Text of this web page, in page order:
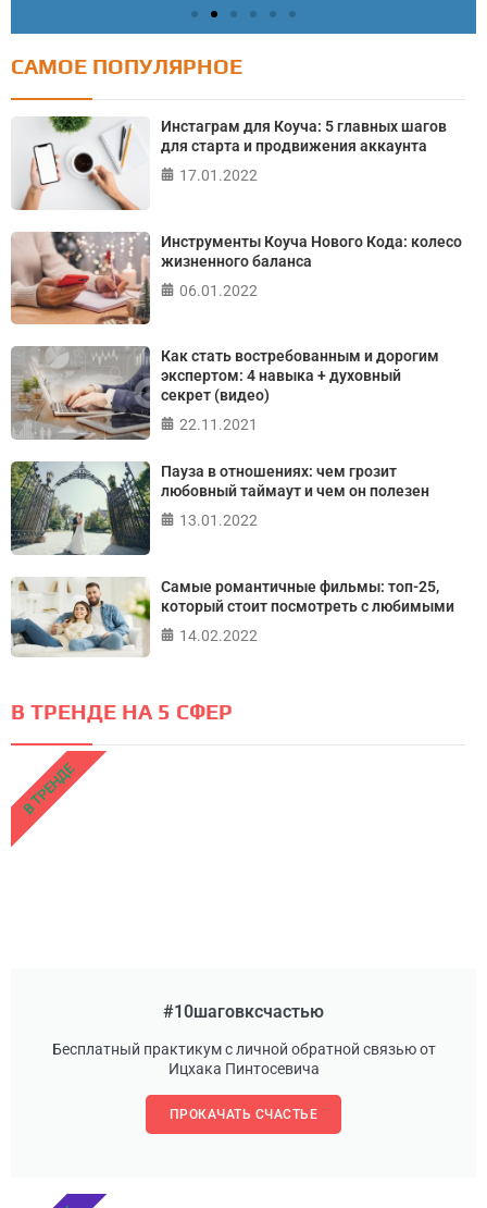
Тест: Как я контролирую свою жизнь?
Онлайн тест на основе шкалы локуса контроля
Джулиана Роттера
САМОЕ ПОПУЛЯРНОЕ
Инстаграм для Коуча: 5 главных шагов
для старта и продвижения аккаунта
17.01.2022
Инструменты Коуча Нового Кода: колесо
жизненного баланса
06.01.2022
Как стать востребованным и дорогим
экспертом: 4 навыка + духовный
секрет (видео)
22.11.2021
Пауза в отношениях: чем грозит
любовный таймаут и чем он полезен
13.01.2022
Самые романтичные фильмы: топ-25,
который стоит посмотреть с любимыми
14.02.2022
В ТРЕНДЕ НА 5 СФЕР
#10шаговксчастью
Бесплатный практикум с личной обратной связью от
Ицхака Пинтосевича
ПРОКАЧАТЬ СЧАСТЬЕ
В ТРЕНДЕ